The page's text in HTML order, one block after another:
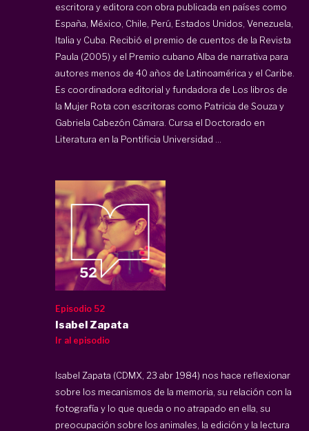
escritora y editora con obra publicada en países como
España, México, Chile, Perú, Estados Unidos, Venezuela,
Italia y Cuba. Recibió el premio de cuentos de la Revista
Paula (2005) y el Premio cubano Alba de narrativa para
autores menos de 40 años de Latinoamérica y el Caribe.
Es coordinadora editorial y fundadora de Los libros de
la Mujer Rota con escritoras como Patricia de Souza y
Gabriela Cabezón Cámara. Cursa el Doctorado en
Literatura en la Pontificia Universidad ...
Episodio 52
Isabel Zapata
Ir al episodio
Isabel Zapata (CDMX, 23 abr 1984) nos hace reflexionar
sobre los mecanismos de la memoria, su relación con la
fotografía y lo que queda o no atrapado en ella, su
preocupación sobre los animales, la edición y la lectura